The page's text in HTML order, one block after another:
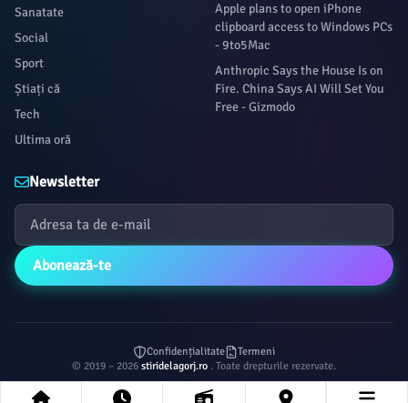
Sanatate
Social
Sport
Știați că
Tech
Ultima oră
Apple plans to open iPhone
clipboard access to Windows PCs
- 9to5Mac
Anthropic Says the House Is on
Fire. China Says AI Will Set You
Free - Gizmodo
Newsletter
Abonează-te
Confidențialitate
Termeni
© 2019 – 2026 stiridelagorj.ro . Toate drepturile rezervate.